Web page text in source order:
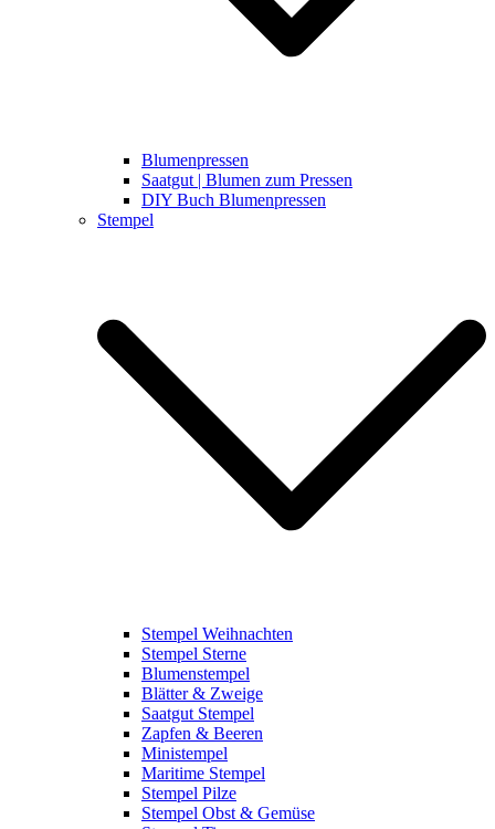
Blumenpressen
Saatgut | Blumen zum Pressen
DIY Buch Blumenpressen
Stempel
Stempel Weihnachten
Stempel Sterne
Blumenstempel
Blätter & Zweige
Saatgut Stempel
Zapfen & Beeren
Ministempel
Maritime Stempel
Stempel Pilze
Stempel Obst & Gemüse